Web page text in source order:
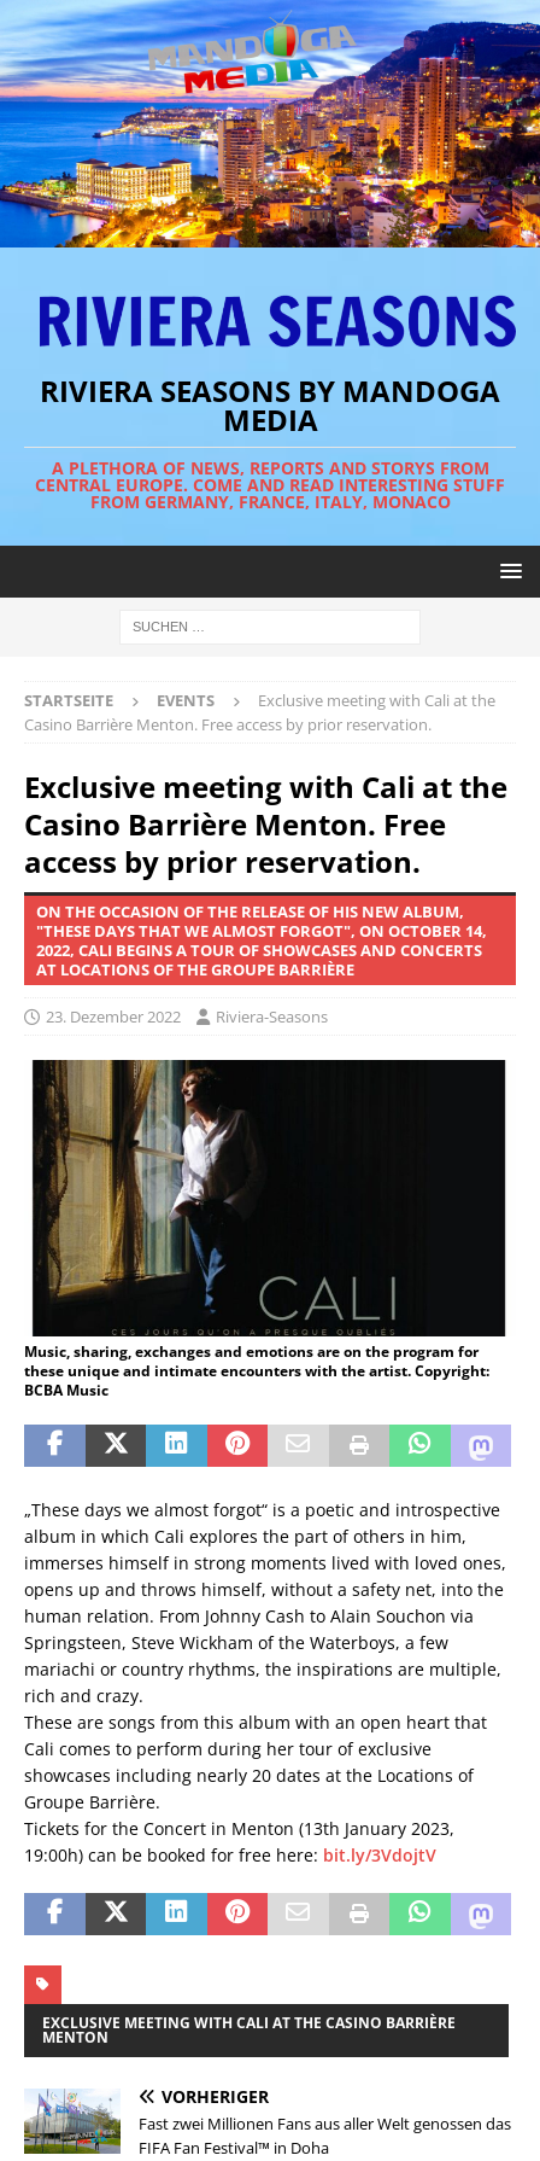
RIVIERA SEASONS BY MANDOGA
MEDIA
A PLETHORA OF NEWS, REPORTS AND STORYS FROM
CENTRAL EUROPE. COME AND READ INTERESTING STUFF
FROM GERMANY, FRANCE, ITALY, MONACO
STARTSEITE EVENTS
Exclusive meeting with Cali at the
Casino Barrière Menton. Free access by prior reservation.
Exclusive meeting with Cali at the
Casino Barrière Menton. Free
access by prior reservation.
ON THE OCCASION OF THE RELEASE OF HIS NEW ALBUM,
"THESE DAYS THAT WE ALMOST FORGOT", ON OCTOBER 14,
2022, CALI BEGINS A TOUR OF SHOWCASES AND CONCERTS
AT LOCATIONS OF THE GROUPE BARRIÈRE
23. Dezember 2022 Riviera-Seasons
Music, sharing, exchanges and emotions are on the program for
these unique and intimate encounters with the artist. Copyright:
BCBA Music
„These days we almost forgot“ is a poetic and introspective
album in which Cali explores the part of others in him,
immerses himself in strong moments lived with loved ones,
opens up and throws himself, without a safety net, into the
human relation. From Johnny Cash to Alain Souchon via
Springsteen, Steve Wickham of the Waterboys, a few
mariachi or country rhythms, the inspirations are multiple,
rich and crazy.
These are songs from this album with an open heart that
Cali comes to perform during her tour of exclusive
showcases including nearly 20 dates at the Locations of
Groupe Barrière.
Tickets for the Concert in Menton (13th January 2023,
19:00h) can be booked for free here: bit.ly/3VdojtV
EXCLUSIVE MEETING WITH CALI AT THE CASINO BARRIÈRE
MENTON
VORHERIGER
Fast zwei Millionen Fans aus aller Welt genossen das
FIFA Fan Festival™ in Doha